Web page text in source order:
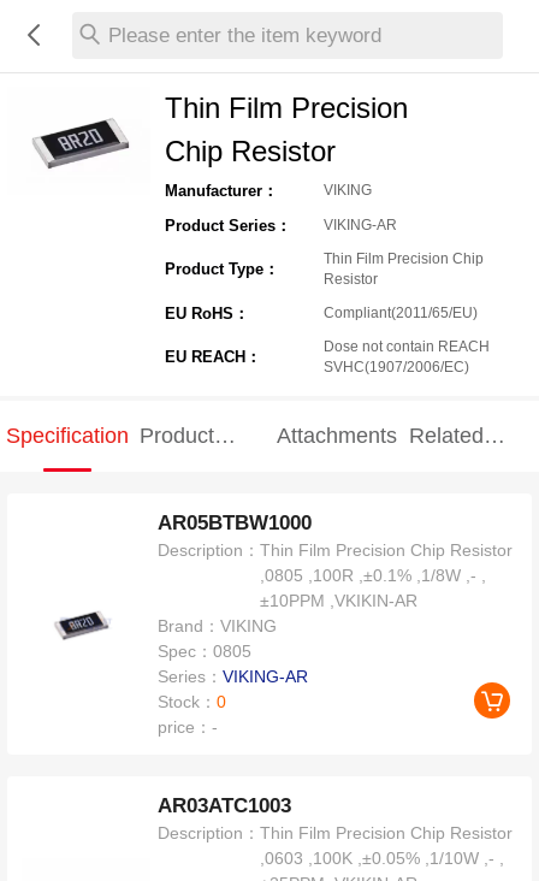
Please enter the item keyword
Thin Film Precision
Chip Resistor
Manufacturer： VIKING
Product Series： VIKING-AR
Product Type：
Thin Film Precision Chip
Resistor
EU RoHS： Compliant(2011/65/EU)
EU REACH：
Dose not contain REACH
SVHC(1907/2006/EC)
Specification Product
Attachments Related
AR05BTBW1000
Description：Thin Film Precision Chip Resistor
,0805 ,100R ,±0.1% ,1/8W ,- ,
±10PPM ,VKIKIN-AR
Brand：VIKING
Spec：0805
Series：VIKING-AR
Stock：0
price：-
AR03ATC1003
Description：Thin Film Precision Chip Resistor
,0603 ,100K ,±0.05% ,1/10W ,- ,